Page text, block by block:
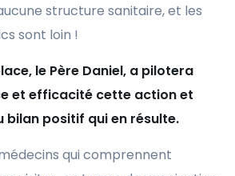
structure sanitaire, et les
sont loin !
le Père Daniel, a pilotera
et efficacité cette action et
bilan positif qui en résulte.
qui comprennent